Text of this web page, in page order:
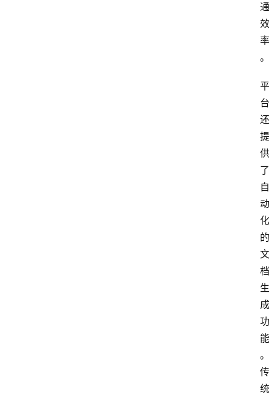
通
效
率
。
平
台
还
提
供
了
自
动
化
的
文
档
生
成
功
能
。
传
统